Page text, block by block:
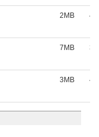
2MB
4
7MB
3
3MB
4